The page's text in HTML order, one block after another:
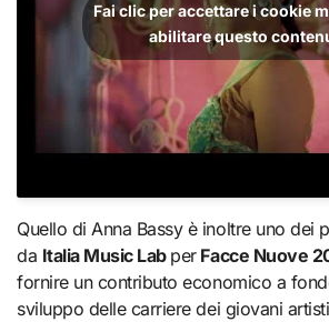
Fai clic per accettare i cookie
abilitare questo
Quello di Anna Bassy è inoltre uno dei
da Italia Music Lab perFacce Nuove
fornire un contributo economico a
sviluppo delle carriere dei giovani